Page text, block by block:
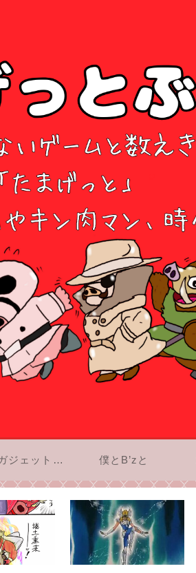
買ってみたガジェットのお話 僕とB’zと